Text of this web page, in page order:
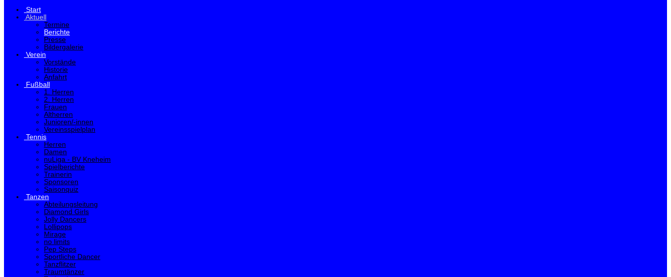
Start
Aktuell
Termine
Berichte
Presse
Bildergalerie
Verein
Vorstände
Historie
Anfahrt
Fußball
1. Herren
2. Herren
Frauen
Altherren
Junioren/-innen
Vereinsspielplan
Tennis
Herren
Damen
nuLiga - BV Kneheim
Spielberichte
Trainerin
Sponsoren
Saisonquiz
Tanzen
Abteilungsleitung
Diamond Girls
Jolly Dancers
Lollipops
Mirage
no limits
Pep Steps
Sportliche Dancer
Tanzflitzer
Traumtänzer